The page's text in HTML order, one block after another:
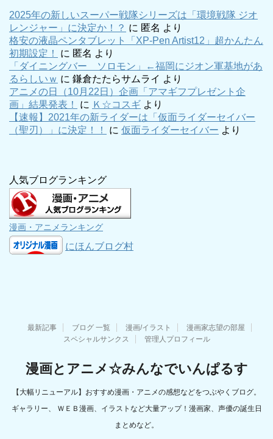
2025年の新しいスーパー戦隊シリーズは「環境戦隊 ジオ
レンジャー」に決定か！？ に 匿名 より
格安の液晶ペンタブレット「XP-Pen Artist12」超かんたん
初期設定！
に 匿名 より
「ダイニングバー ソロモン」←福岡にジオン軍基地があ
るらしいｗ に 鎌倉たたらサムライ より
アニメの日（10月22日）企画「アマギフプレゼント企
画」結果発表！
に Ｋ☆コスギ より
【速報】2021年の新ライダーは「仮面ライダーセイバー
（聖刃）」に決定！！
に 仮面ライダーセイバー より
人気ブログランキング
漫画・アニメランキング
にほんブログ村
最新記事 ブログ 一覧 漫画/イラスト
漫画家志望の部屋
スペシャルサンクス
管理人プロフィール
漫画とアニメ☆みんなでいんぱるす
【大幅リニューアル】おすすめ漫画・アニメの感想などをつぶやくブログ。
ギャラリー、 ＷＥＢ漫画、イラストなど大量アップ！漫画家、声優の誕生日
まとめなど。